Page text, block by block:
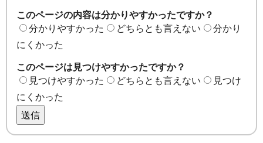
このページの内容は分かりやすかったですか？
分かりやすかった
どちらとも言えない
分かり
にくかった
このページは見つけやすかったですか？
見つけやすかった
どちらとも言えない
見つけ
にくかった
送信